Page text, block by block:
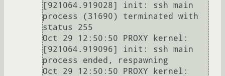
[921064.919028] init: ssh main
process (31690) terminated with
status 255
Oct 29 12:50:50 PROXY kernel:
[921064.919096] init: ssh main
process ended, respawning
Oct 29 12:50:50 PROXY kernel: